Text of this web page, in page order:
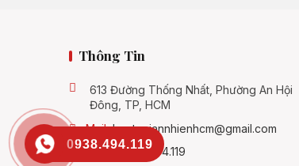
Thông Tin
613 Đường Thống Nhất, Phường An Hội
Đông, TP, HCM
Mail: hoatuoiannhienhcm@gmail.com
SĐT: 0938.494.119
0938.494.119